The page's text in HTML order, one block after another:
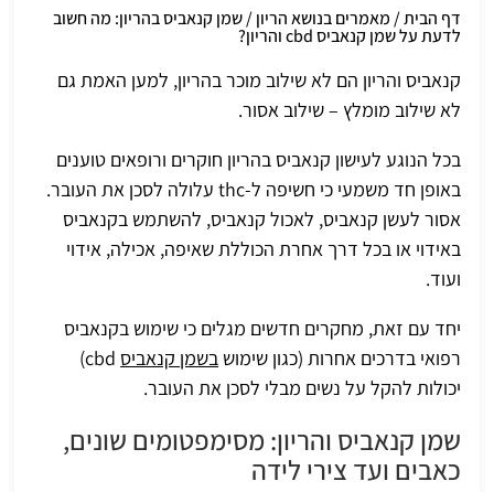
דף הבית/ מאמרים בנושא הריון/שמן קנאביס בהריון: מה חשוב
לדעת על שמן קנאביס cbd והריון?
קנאביס והריון הם לא שילוב מוכר בהריון, למען האמת גם
לא שילוב מומלץ – שילוב אסור.
בכל הנוגע לעישון קנאביס בהריון חוקרים ורופאים טוענים
באופן חד משמעי כי חשיפה ל-thc עלולה לסכן את העובר.
אסור לעשן קנאביס, לאכול קנאביס, להשתמש בקנאביס
באידוי או בכל דרך אחרת הכוללת שאיפה, אכילה, אידוי
ועוד.
יחד עם זאת, מחקרים חדשים מגלים כי שימוש בקנאביס
רפואי בדרכים אחרות (כגון שימוש בשמן קנאביס
cbd)
יכולות להקל על נשים מבלי לסכן את העובר.
שמן קנאביס והריון: מסימפטומים שונים,
כאבים ועד צירי לידה